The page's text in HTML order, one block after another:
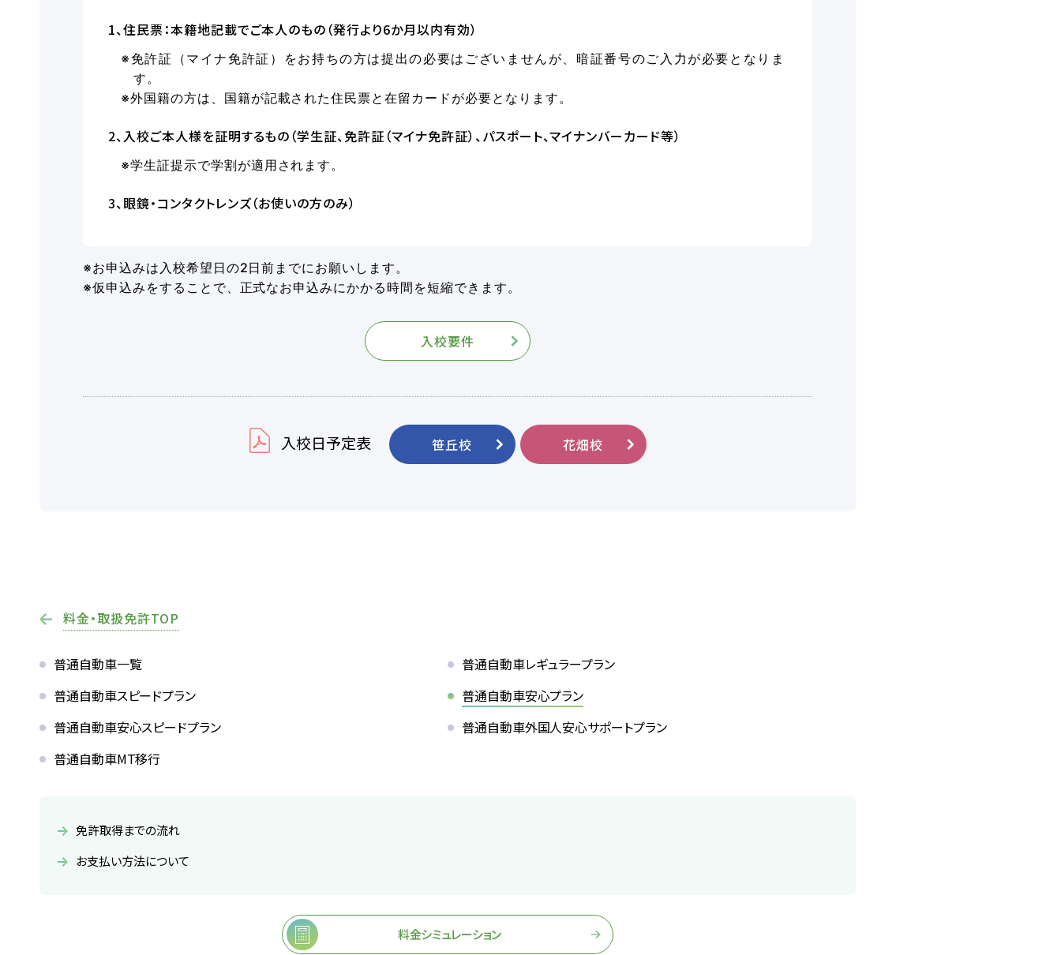
料金・取扱免許TOP
普通自動車一覧
普通自動車レギュラープラン
普通自動車スピードプラン
普通自動車安心プラン
普通自動車安心スピードプラン
普通自動車外国人安心サポートプラン
普通自動車MT移行
免許取得までの流れ
お支払い方法について
料金シミュレーション
1、住民票：本籍地記載でご本人のもの（発行より6か月以内有効）
※免許証（マイナ免許証）をお持ちの方は提出の必要はございませんが、暗証番号のご入力が必要となりま
す。
※外国籍の方は、国籍が記載された住民票と在留カードが必要となります。
2、入校ご本人様を証明するもの（学生証、免許証（マイナ免許証）、パスポート、マイナンバーカード等）
※学生証提示で学割が適用されます。
3、眼鏡・コンタクトレンズ（お使いの方のみ）
※お申込みは入校希望日の2日前までにお願いします。
※仮申込みをすることで、正式なお申込みにかかる時間を短縮できます。
入校要件
入校日予定表 笹丘校 花畑校